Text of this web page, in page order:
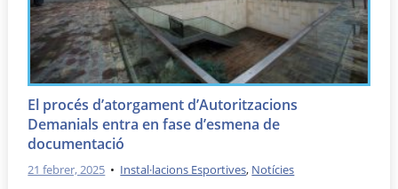
El procés d’atorgament d’Autoritzacions
Demanials entra en fase d’esmena de
documentació
21 febrer, 2025 • Instal·lacions Esportives, Notícies